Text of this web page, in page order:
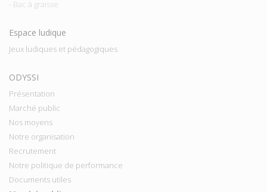
- Bac à graisse
Espace ludique
Jeux ludiques et pédagogiques
ODYSSI
Présentation
Marché public
Nos moyens
Notre organisation
Recrutement
Notre politique de performance
Documents utiles